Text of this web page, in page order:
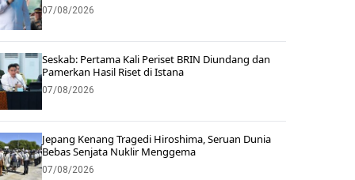
07/08/2026
Seskab: Pertama Kali Periset BRIN Diundang dan
Pamerkan Hasil Riset di Istana
07/08/2026
Jepang Kenang Tragedi Hiroshima, Seruan Dunia
Bebas Senjata Nuklir Menggema
07/08/2026